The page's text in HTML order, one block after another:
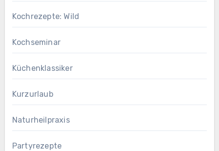
Kochrezepte: Wild
Kochseminar
Küchenklassiker
Kurzurlaub
Naturheilpraxis
Partyrezepte